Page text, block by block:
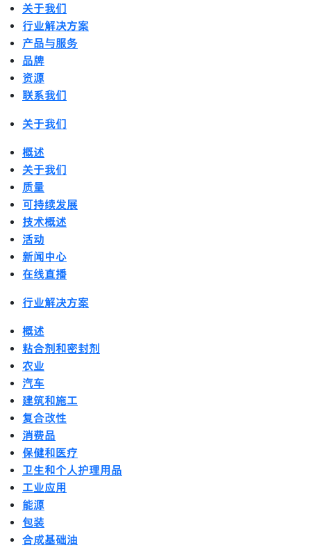
关于我们
行业解决方案
产品与服务
品牌
资源
联系我们
关于我们
概述
关于我们
质量
可持续发展
技术概述
活动
新闻中心
在线直播
行业解决方案
概述
粘合剂和密封剂
农业
汽车
建筑和施工
复合改性
消费品
保健和医疗
卫生和个人护理用品
工业应用
能源
包装
合成基础油